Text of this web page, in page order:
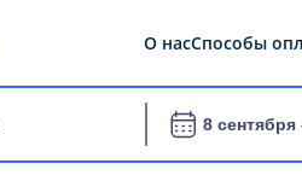
О насСпособы
8 сентября